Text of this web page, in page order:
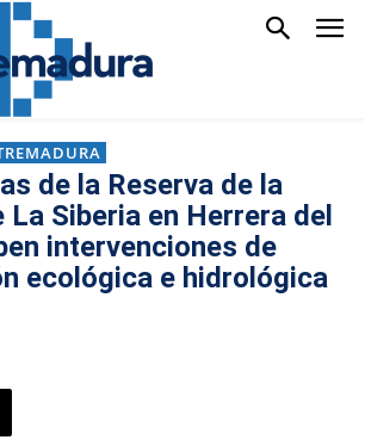
de la Reserva de la
Siberia en Herrera del
intervenciones de
ecológica e hidrológica